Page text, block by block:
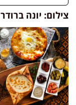
צילום: יונה ברודר